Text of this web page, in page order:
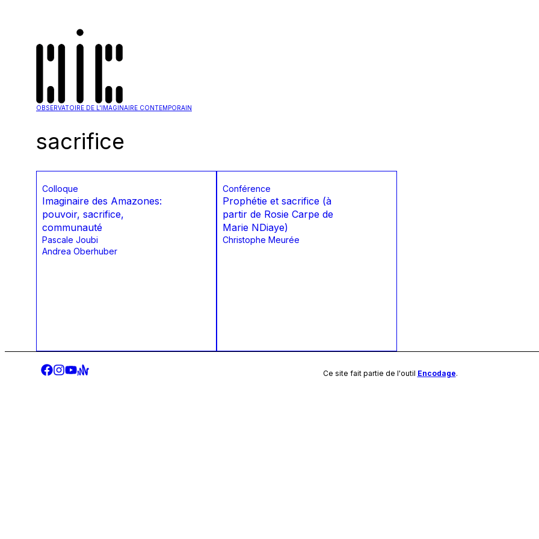
OBSERVATOIRE DE L'IMAGINAIRE CONTEMPORAIN
sacrifice
Colloque
Imaginaire des Amazones:
pouvoir, sacrifice,
communauté
Pascale Joubi
Andrea Oberhuber
Conférence
Prophétie et sacrifice (à
partir de Rosie Carpe de
Marie NDiaye)
Christophe Meurée
Ce site fait partie de l'outil Encodage.